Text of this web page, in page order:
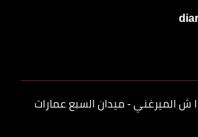
مصر الجديدة ١٢٩ ش الميرغني - ميدان السبع عمارات